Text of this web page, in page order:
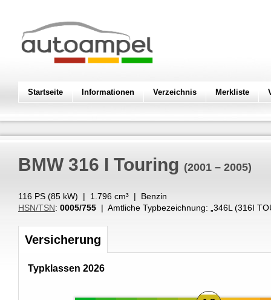
Startseite Informationen Verzeichnis Merkliste
BMW 316 I Touring (2001 – 2005)
116 PS (85 kW) | 1.796 cm³ | Benzin
HSN/TSN: 0005/755 | Amtliche Typbezeichnung: „ 346L (316I
Versicherung
Typklassen 2026